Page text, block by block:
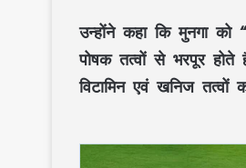
उन्होंने कहा किमुनगाको
पोषक तत्वोंसे भरपूर
विटामिनएवंखनिज तत्वों